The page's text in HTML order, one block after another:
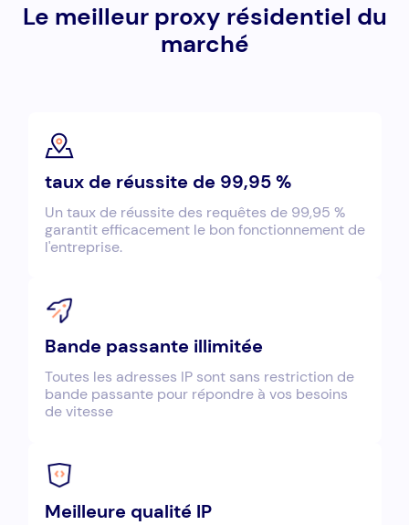
Le meilleur proxy résidentiel du
marché
taux de réussite de 99,95 %
Un taux de réussite des requêtes de 99,95 %
garantit efficacement le bon fonctionnement de
l'entreprise.
Bande passante illimitée
Toutes les adresses IP sont sans restriction de
bande passante pour répondre à vos besoins
de vitesse
Meilleure qualité IP